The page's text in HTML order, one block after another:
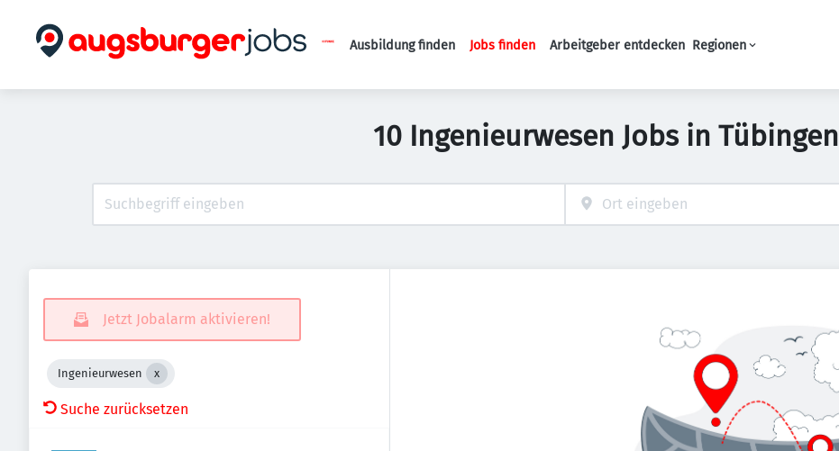
Haupt-Navigation
Ausbildung finden Jobs finden Arbeitgeber entdecken Regionen
10 Ingenieurwesen Jobs in Tübingen
Jetzt Jobalarm aktivieren!
Ingenieurwesen
Suche zurücksetzen